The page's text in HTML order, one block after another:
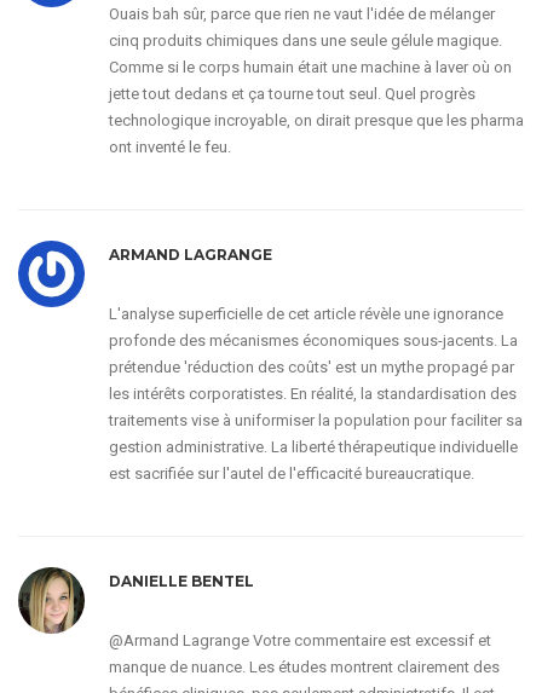
Ouais bah sûr, parce que rien ne vaut l'idée de mélanger
cinq produits chimiques dans une seule gélule magique.
Comme si le corps humain était une machine à laver où on
jette tout dedans et ça tourne tout seul. Quel progrès
technologique incroyable, on dirait presque que les pharma
ont inventé le feu.
ARMAND LAGRANGE
L'analyse superficielle de cet article révèle une ignorance
profonde des mécanismes économiques sous-jacents. La
prétendue 'réduction des coûts' est un mythe propagé par
les intérêts corporatistes. En réalité, la standardisation des
traitements vise à uniformiser la population pour faciliter sa
gestion administrative. La liberté thérapeutique individuelle
est sacrifiée sur l'autel de l'efficacité bureaucratique.
DANIELLE BENTEL
@Armand Lagrange Votre commentaire est excessif et
manque de nuance. Les études montrent clairement des